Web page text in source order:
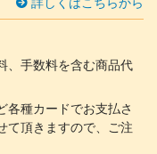
詳しくはこちらから
、手数料を含む商品代
種カードでお支払さ
て頂きますので、ご注